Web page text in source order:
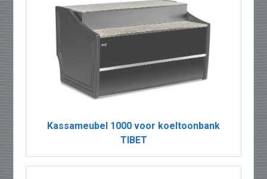
Kassameubel 1000 voor koeltoonbank
TIBET